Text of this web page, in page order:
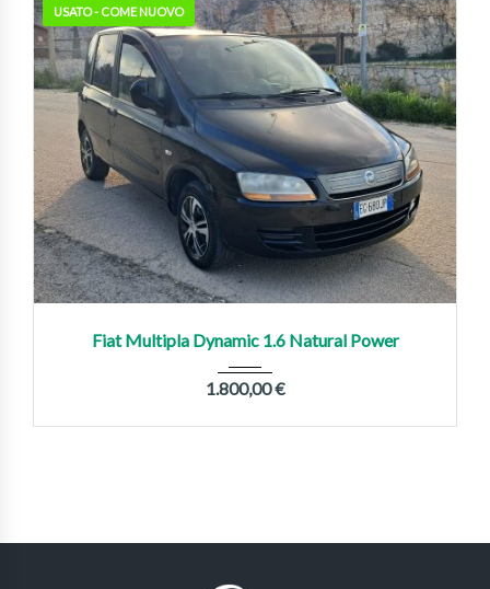
USATO - COME NUOVO
Fiat Multipla Dynamic 1.6 Natural Power
1.800,00€